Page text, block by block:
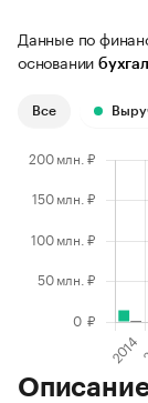
Данные по
основании
Все